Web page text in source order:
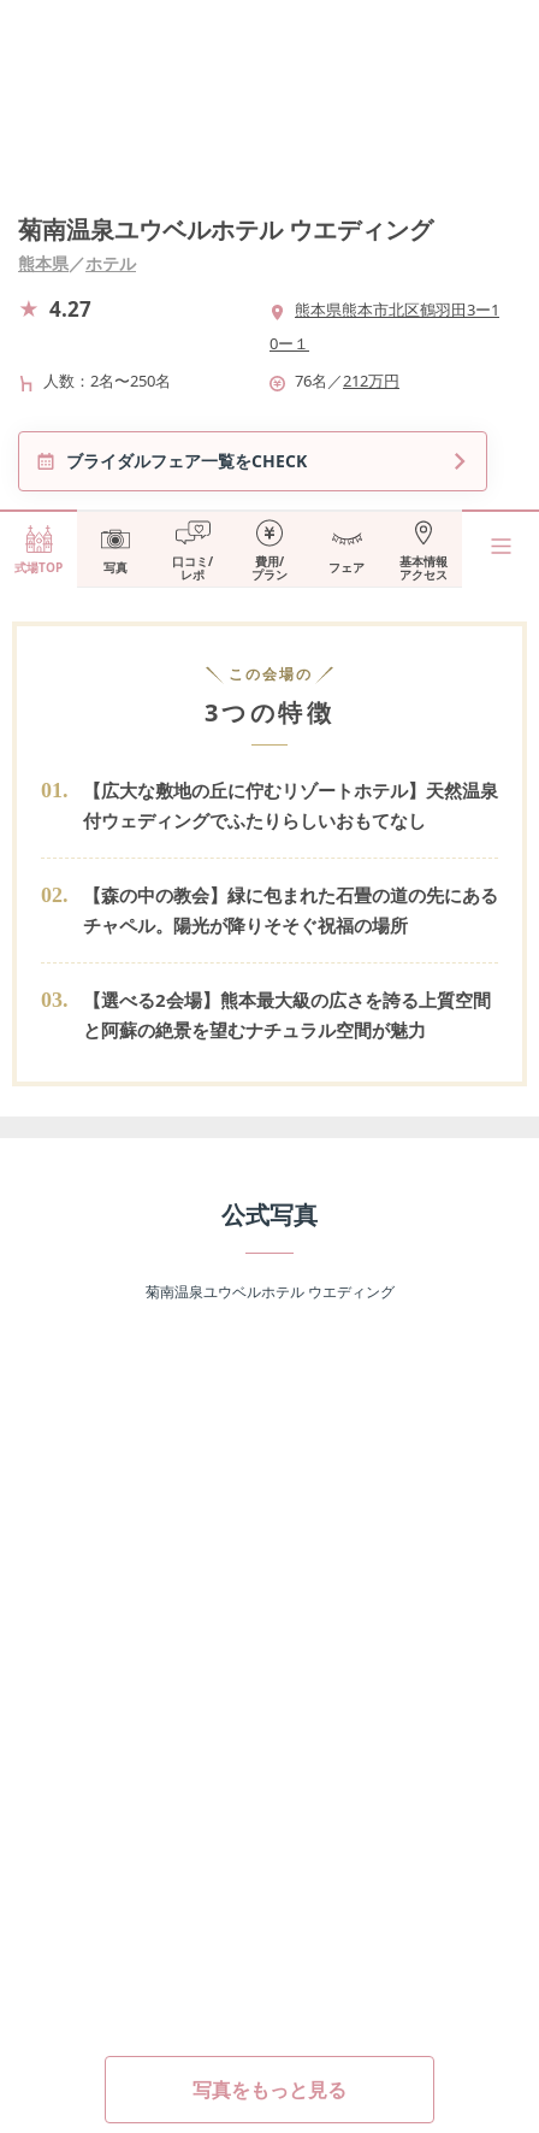
菊南温泉ユウベルホテル ウエディング
熊本県／ホテル
4.27
熊本県熊本市北区鶴羽田3ー1
0ー１
人数
2名〜250名 76名 ／212万円
ブライダルフェア一覧をCHECK
式場TOP 写真 口コミ/
レポ
費用/
プラン フェア 基本情報
アクセス
この会場の
3つの特徴
01.
【広大な敷地の丘に佇むリゾートホテル】天然温泉
付ウェディングでふたりらしいおもてなし
02.
【森の中の教会】緑に包まれた石畳の道の先にある
チャペル。陽光が降りそそぐ祝福の場所
03.
【選べる2会場】熊本最大級の広さを誇る上質空間
と阿蘇の絶景を望むナチュラル空間が魅力
公式写真
菊南温泉ユウベルホテル ウエディング
写真をもっと見る